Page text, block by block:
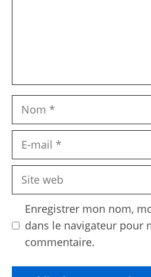
Nom
Site
Enregistrer mon nom,
dans le navigateur pour
commentaire.